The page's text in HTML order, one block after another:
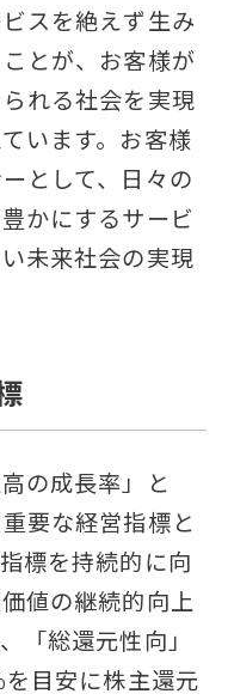
スを絶えず生み
とが、お客様が
れる社会を実現
います。お客様
として、日々の
かにするサービ
未来社会の実現
の成長率」と
要な経営指標と
標を持続的に向
値の継続的向上
「総還元性向」
目安に株主還元